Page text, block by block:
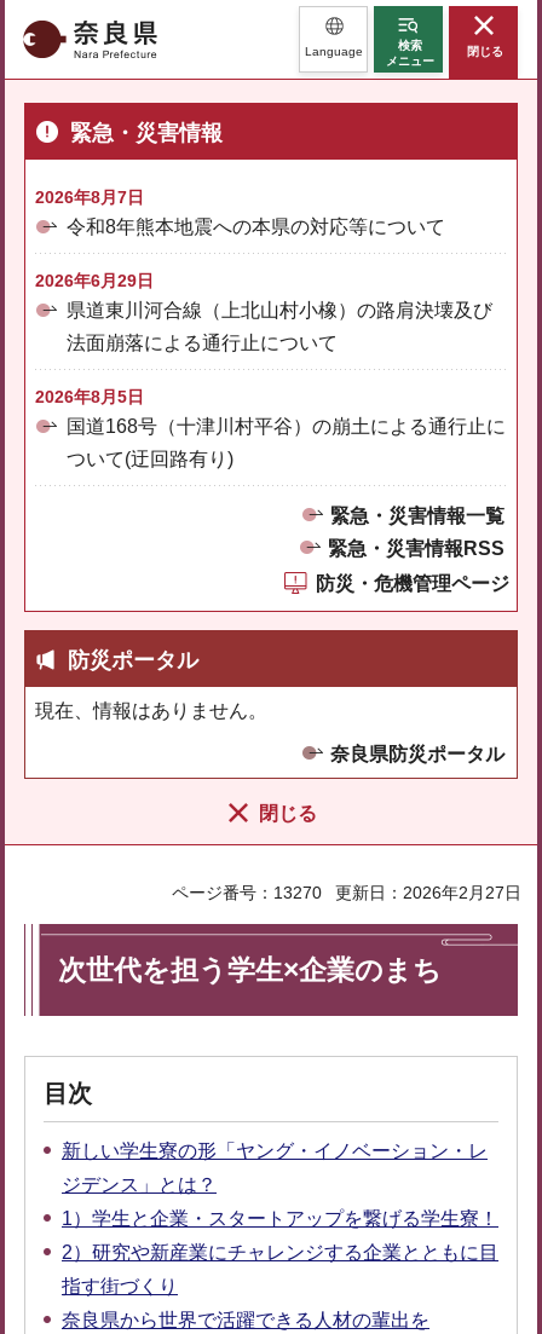
奈良県 Language
検索
メニュー
閉じる
緊急・災害情報
2026年8月7日
令和8年熊本地震への本県の対応等について
2026年6月29日
県道東川河合線（上北山村小橡）の路肩決壊及び
法面崩落による通行止について
2026年8月5日
国道168号（十津川村平谷）の崩土による通行止に
ついて(迂回路有り)
緊急・災害情報一覧
緊急・災害情報RSS
防災・危機管理ページ
防災ポータル
現在、情報はありません。
奈良県防災ポータル
閉じる
ページ番号：13270 更新日：2026年2月27日
次世代を担う学生×企業のまち
目次
新しい学生寮の形「ヤング・イノベーション・レ
ジデンス」とは？
1）学生と企業・スタートアップを繋げる学生寮！
2）研究や新産業にチャレンジする企業とともに目
指す街づくり
奈良県から世界で活躍できる人材の輩出を